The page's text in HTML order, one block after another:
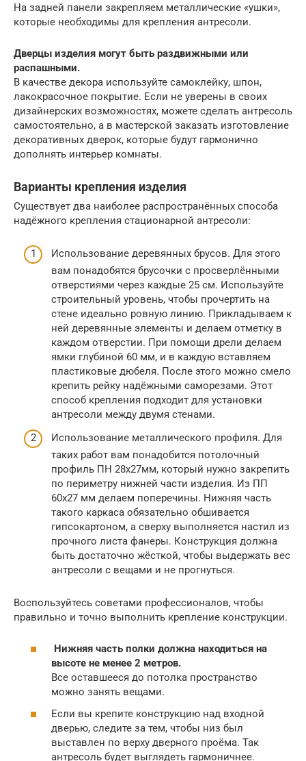
На задней панели закрепляем металлические «ушки»,
которые необходимы для крепления антресоли.
Дверцы изделия могут быть раздвижными или
распашными.
В качестве декора используйте самоклейку, шпон,
лакокрасочное покрытие. Если не уверены в своих
дизайнерских возможностях, можете сделать антресоль
самостоятельно, а в мастерской заказать изготовление
декоративных дверок, которые будут гармонично
дополнять интерьер комнаты.
Варианты крепления изделия
Существует два наиболее распространённых способа
надёжного крепления стационарной антресоли:
Использование деревянных брусов. Для этого
вам понадобятся брусочки с просверлёнными
отверстиями через каждые 25 см. Используйте
строительный уровень, чтобы прочертить на
стене идеально ровную линию. Прикладываем к
ней деревянные элементы и делаем отметку в
каждом отверстии. При помощи дрели делаем
ямки глубиной 60 мм, и в каждую вставляем
пластиковые дюбеля. После этого можно смело
крепить рейку надёжными саморезами. Этот
способ крепления подходит для установки
антресоли между двумя стенами.
Использование металлического профиля. Для
таких работ вам понадобится потолочный
профиль ПН 28х27мм, который нужно закрепить
по периметру нижней части изделия. Из ПП
60х27 мм делаем поперечины. Нижняя часть
такого каркаса обязательно обшивается
гипсокартоном, а сверху выполняется настил из
прочного листа фанеры. Конструкция должна
быть достаточно жёсткой, чтобы выдержать вес
антресоли с вещами и не прогнуться.
Воспользуйтесь советами профессионалов, чтобы
правильно и точно выполнить крепление конструкции.
Нижняя часть полки должна находиться на
высоте не менее 2 метров.
Все оставшееся до потолка пространство
можно занять вещами.
Если вы крепите конструкцию над входной
дверью, следите за тем, чтобы низ был
выставлен по верху дверного проёма. Так
антресоль будет выглядеть гармоничнее.